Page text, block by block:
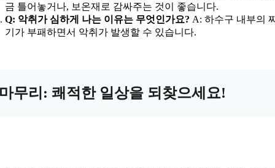
금 틀어놓거나, 보온재로 감싸주는 것이 좋습니다.
Q: 악취가 심하게 나는 이유는 무엇인가요? A: 하수구 내부의
기가 부패하면서 악취가 발생할 수 있습니다.
무리: 쾌적한 일상을 되찾으세요!